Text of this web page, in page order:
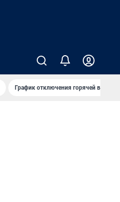
График отключения горячей воды в